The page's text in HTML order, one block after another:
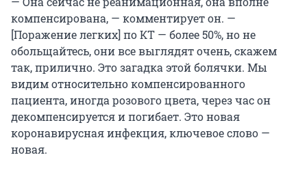
компенсирована, — комментирует он. —
[Поражение легких] по КТ — более 50%, но не
обольщайтесь, они все выглядят очень, скажем
так, прилично. Это загадка этой болячки. Мы
видим относительно компенсированного
пациента, иногда розового цвета, через час он
декомпенсируется и погибает. Это новая
коронавирусная инфекция, ключевое слово —
новая.